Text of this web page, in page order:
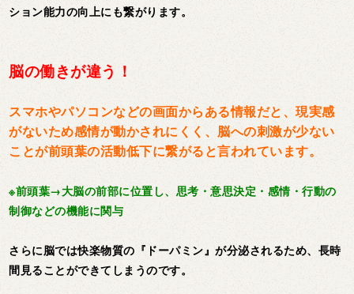
ション能力の向上にも繋がります。
脳の働きが違う！
スマホやパソコンなどの画面からある情報だと、現実感
がないため感情が動かされにくく、脳への刺激が少ない
ことが前頭葉の活動低下に繋がると言われています。
※前頭葉→大脳の前部に位置し、思考・意思決定・感情・行動の
制御などの機能に関与
さらに脳では快楽物質の『ドーパミン』が分泌されるため、長時
間見ることができてしまうのです。